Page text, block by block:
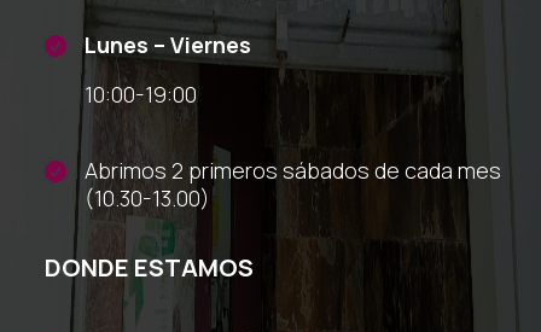

Lunes – Viernes
10:00-19:00

Abrimos 2 primeros sábados de cada mes
(10.30-13.00)
DONDE ESTAMOS